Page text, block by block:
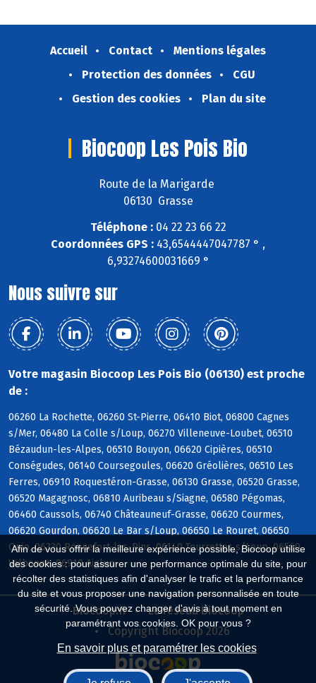
Afin de vous offrir la meilleure expérience possible, Biocoop utilise
des cookies : pour assurer une performance optimale du site, pour
récolter des statistiques afin d'analyser le trafic et la performance
du site et vous proposer une navigation personnalisée en toute
sécurité. Vous pouvez changer d'avis à tout moment en
paramétrant vos cookies. OK pour vous ?
En savoir plus et paramétrer les cookies
Accueil Contact
Mentions légales
Protection des données
CGU
Gestion des cookies
Plan du site
Biocoop Les Pois Bio
Route de la Marigarde
06130 Grasse
Téléphone :04 22 23 66 22
Coordonnées GPS : 43,6544447047787 ° ,
6,93274600031669 °
Nous suivre sur
Votre magasin Biocoop Les Pois Bio (06130) est proche
de :
06260 La Rochette, 06260 St-Pierre, 06410 Biot, 06800 Cagnes
s/Mer, 06480 La Colle s/Loup, 06270 Villeneuve-Loubet, 06510
Bézaudun-les-Alpes, 06510 Bouyon, 06620 Cipières, 06510
Conségudes, 06140 Coursegoules, 06620 Gréolières, 06510 Les
Ferres, 06910 Roquestéron-Grasse, 06130 Grasse, 06520 Grasse,
06520 Magagnosc, 06810 Auribeau s/Siagne, 06580 Pégomas,
06460 Caussols, 06740 Châteauneuf-Grasse, 06620 Courmes,
06620 Gourdon, 06620 Le Bar s/Loup, 06650 Le Rouret, 06650
Opio, 06330 Roquefort-les-Pins, 06140 Tourrettes s/Loup, 06560
Valbonne, 06910 Aiglun
Biocoop.fr
Le réseau Biocoop
Copyright Biocoop 2026